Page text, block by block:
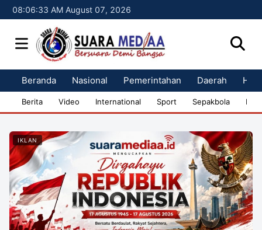
08:06:33 AM August 07, 2026
Beranda Nasional Pemerintahan Daerah
Berita Video International Sport Sepakbola
IKLAN